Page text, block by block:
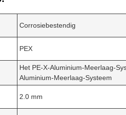
Corrosiebestendig
PEX
Het PE-X-Aluminium-Meerlaag-
Aluminium-Meerlaag-Systeem
2.0 mm